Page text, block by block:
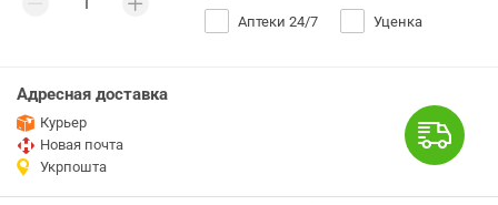
Аптеки 24/7 Уценка
Адресная доставка
Курьер
Новая почта
Укрпошта